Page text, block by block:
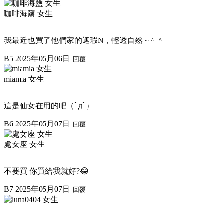
咖啡海鹽 女生
我最近也買了他們家的遮瑕N，輕透自然～^ｰ^
B5 2025年05月06日 回覆
miamia 女生
這是仙女在用的吧（ﾟдﾟ）
B6 2025年05月07日 回覆
處女座 女生
不要買 你買給我就好?😂
B7 2025年05月07日 回覆